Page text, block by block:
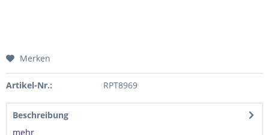
Merken
Artikel-Nr.: RPT8969
Beschreibung
mehr